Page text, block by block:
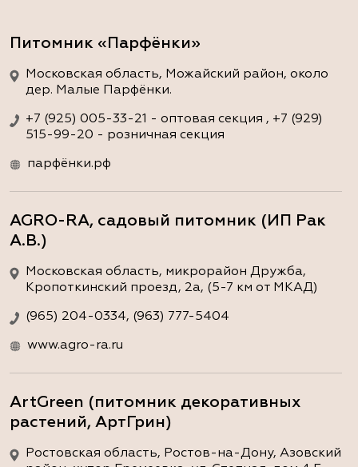
Питомник «Парфёнки»
Московская область, Можайский район, около
дер. Малые Парфёнки.
+7 (925) 005-33-21 - оптовая секция , +7 (929)
515-99-20 - розничная секция
парфёнки.рф
AGRO-RA, садовый питомник (ИП Рак
А.В.)
Московская область, микрорайон Дружба,
Кропоткинский проезд, 2а, (5-7 км от МКАД)
(965) 204-0334, (963) 777-5404
www.agro-ra.ru
ArtGreen (питомник декоративных
растений, АртГрин)
Ростовская область, Ростов-на-Дону, Азовский